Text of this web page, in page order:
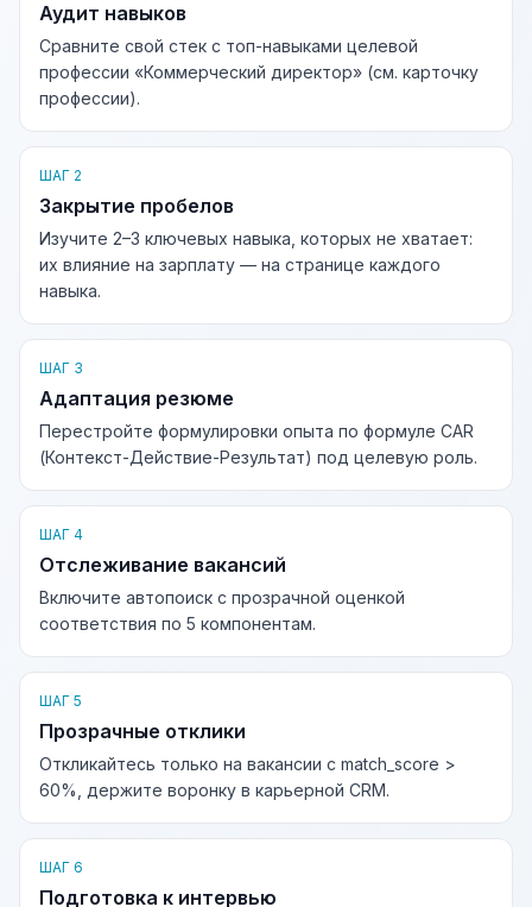
Аудит навыков
Сравните свой стек с топ-навыками целевой
профессии «Коммерческий директор» (см. карточку
профессии).
ШАГ 2
Закрытие пробелов
Изучите 2–3 ключевых навыка, которых не хватает:
их влияние на зарплату — на странице каждого
навыка.
ШАГ 3
Адаптация резюме
Перестройте формулировки опыта по формуле CAR
(Контекст-Действие-Результат) под целевую роль.
ШАГ 4
Отслеживание вакансий
Включите автопоиск с прозрачной оценкой
соответствия по 5 компонентам.
ШАГ 5
Прозрачные отклики
Откликайтесь только на вакансии с match_score >
60%, держите воронку в карьерной CRM.
ШАГ 6
Подготовка к интервью